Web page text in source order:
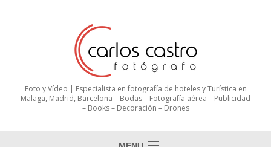
Foto y Vídeo | Especialista en fotografía de hoteles y Turística en
Malaga, Madrid, Barcelona – Bodas – Fotografía aérea – Publicidad
– Books – Decoración – Drones